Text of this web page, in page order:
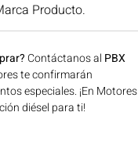
Producto.
Contáctanos al PBX
te confirmarán
especiales. ¡En Motores
diésel para ti!